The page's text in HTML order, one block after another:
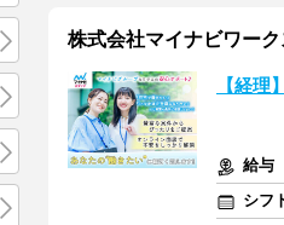
株式会社マイナビワー
【経理
給与
シフ